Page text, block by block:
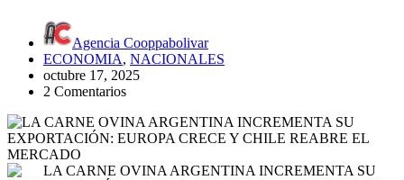
Agencia Cooppabolivar
ECONOMIA, NACIONALES
octubre 17, 2025
2 Comentarios